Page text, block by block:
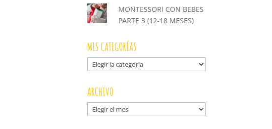
MONTESSORI CON BEBES
PARTE 3 (12-18 MESES)
MIS CATEGORÍAS
Mis
categorías
ARCHIVO
Archivo